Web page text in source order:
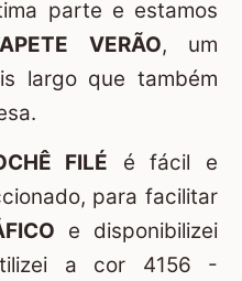
parte e estamos
VERÃO, um
largo que também
FILÉ é fácil e
para facilitar
e disponibilizei
a cor 4156 -